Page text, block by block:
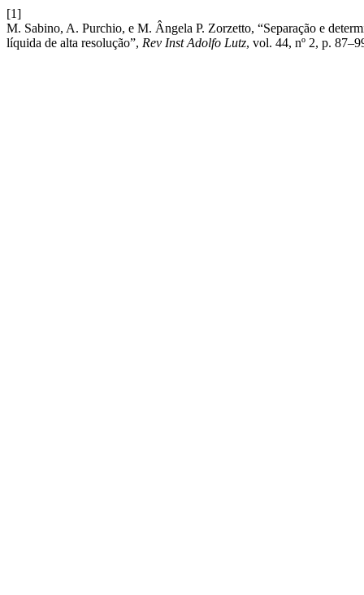
[1]
M. Sabino, A. Purchio, e M. Ângela P. Zorzetto, “Separação e
líquida de alta resolução”, Rev Inst Adolfo Lutz, vol. 44, nº 2, p.